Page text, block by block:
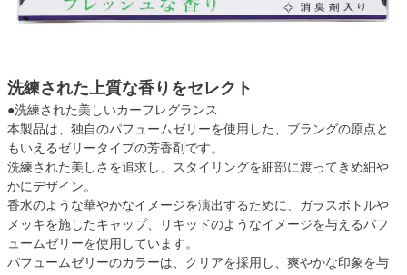
洗練された上質な香りをセレクト
●洗練された美しいカーフレグランス
本製品は、独自のパフュームゼリーを使用した、ブラングの原点と
もいえるゼリータイプの芳香剤です。
洗練された美しさを追求し、スタイリングを細部に渡ってきめ細や
かにデザイン。
香水のような華やかなイメージを演出するために、ガラスボトルや
メッキを施したキャップ、リキッドのようなイメージを与えるパフ
ュームゼリーを使用しています。
パフュームゼリーのカラーは、クリアを採用し、爽やかな印象を与